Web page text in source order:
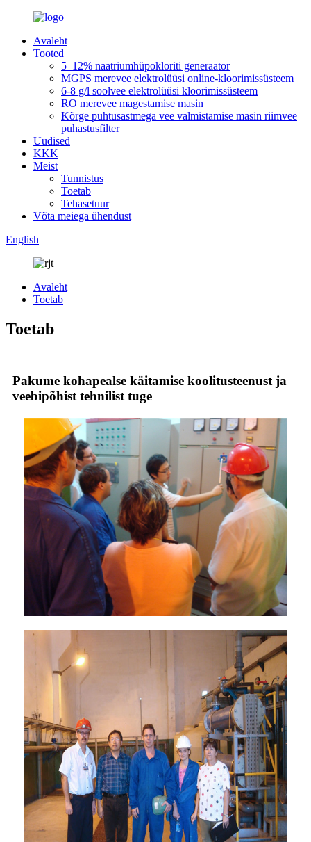
Avaleht
Tooted
5–12% naatriumhüpokloriti generaator
MGPS merevee elektrolüüsi online-kloorimissüsteem
6-8 g/l soolvee elektrolüüsi kloorimissüsteem
RO merevee magestamise masin
Kõrge puhtusastmega vee valmistamise masin riimvee
puhastusfilter
Uudised
KKK
Meist
Tunnistus
Toetab
Tehasetuur
Võta meiega ühendust
English
Avaleht
Toetab
Toetab
Pakume kohapealse käitamise koolitusteenust ja
veebipõhist tehnilist tuge